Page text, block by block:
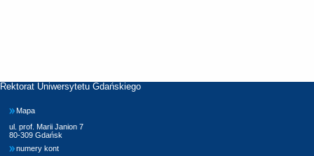
Rektorat Uniwersytetu Gdańskiego
Mapa
ul. prof. Marii Janion 7
80-309 Gdańsk
numery kont